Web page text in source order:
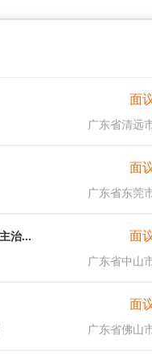
面
广东省清远
面
广东省东莞
放射科副主任医师或高年资主治医师 面
广东省中山
面
广东省佛山